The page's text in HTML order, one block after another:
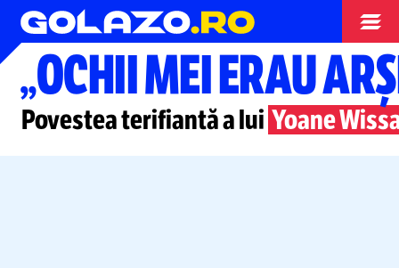
Campionatul Mondial
„OCHII MEI ERAU
Povestea terifiantă a lui Yoane